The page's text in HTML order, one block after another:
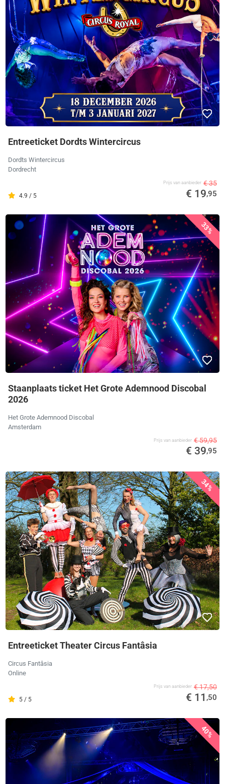
Entreeticket Dordts Wintercircus
Dordts Wintercircus
Dordrecht
4.9 / 5
Prijs van aanbieder € 35
€ 19,95
33%
Staanplaats ticket Het Grote Ademnood Discobal
2026
Het Grote Ademnood Discobal
Amsterdam
Prijs van aanbieder € 59,95
€ 39,95
34%
Entreeticket Theater Circus Fantâsia
Circus Fantâsia
Online
5 / 5
Prijs van aanbieder € 17,50
€ 11 ,50
40%